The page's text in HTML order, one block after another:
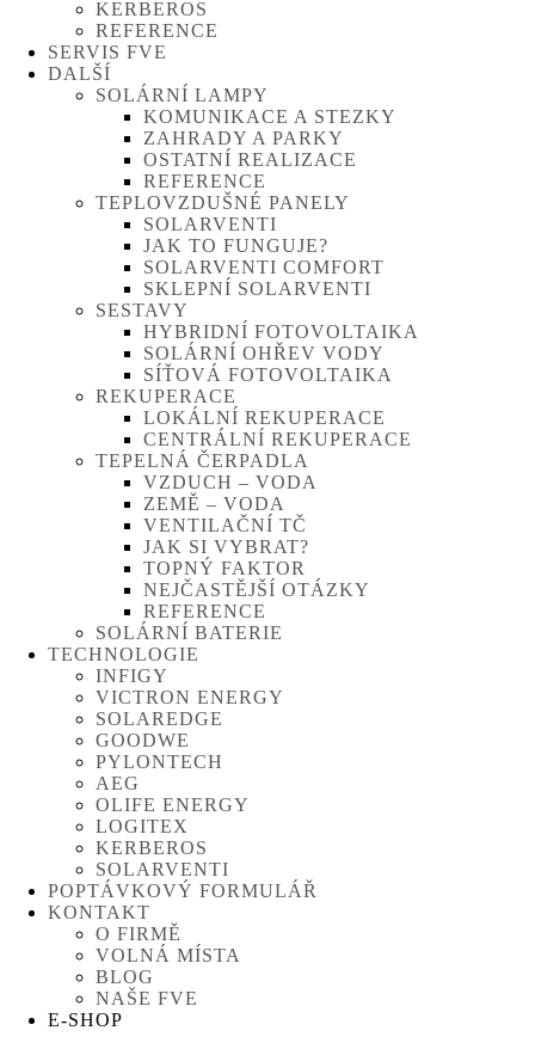
KERBEROS
REFERENCE
SERVIS FVE
DALŠÍ
SOLÁRNÍ LAMPY
KOMUNIKACE A STEZKY
ZAHRADY A PARKY
OSTATNÍ REALIZACE
REFERENCE
TEPLOVZDUŠNÉ PANELY
SOLARVENTI
JAK TO FUNGUJE?
SOLARVENTI COMFORT
SKLEPNÍ SOLARVENTI
SESTAVY
HYBRIDNÍ FOTOVOLTAIKA
SOLÁRNÍ OHŘEV VODY
SÍŤOVÁ FOTOVOLTAIKA
REKUPERACE
LOKÁLNÍ REKUPERACE
CENTRÁLNÍ REKUPERACE
TEPELNÁ ČERPADLA
VZDUCH – VODA
ZEMĚ – VODA
VENTILAČNÍ TČ
JAK SI VYBRAT?
TOPNÝ FAKTOR
NEJČASTĚJŠÍ OTÁZKY
REFERENCE
SOLÁRNÍ BATERIE
TECHNOLOGIE
INFIGY
VICTRON ENERGY
SOLAREDGE
GOODWE
PYLONTECH
AEG
OLIFE ENERGY
LOGITEX
KERBEROS
SOLARVENTI
POPTÁVKOVÝ FORMULÁŘ
KONTAKT
O FIRMĚ
VOLNÁ MÍSTA
BLOG
NAŠE FVE
E-SHOP